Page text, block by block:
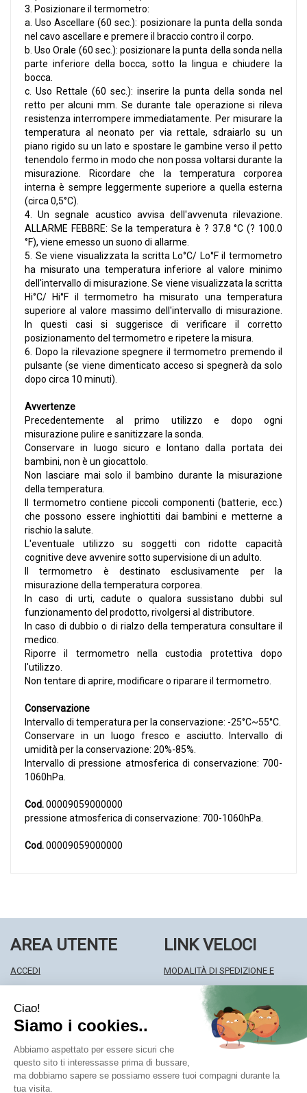
3. Posizionare il termometro:
a. Uso Ascellare (60 sec.): posizionare la punta della sonda
nel cavo ascellare e premere il braccio contro il corpo.
b. Uso Orale (60 sec.): posizionare la punta della sonda nella
parte inferiore della bocca, sotto la lingua e chiudere la
bocca.
c. Uso Rettale (60 sec.): inserire la punta della sonda nel
retto per alcuni mm. Se durante tale operazione si rileva
resistenza interrompere immediatamente. Per misurare la
temperatura al neonato per via rettale, sdraiarlo su un
piano rigido su un lato e spostare le gambine verso il petto
tenendolo fermo in modo che non possa voltarsi durante la
misurazione. Ricordare che la temperatura corporea
interna è sempre leggermente superiore a quella esterna
(circa 0,5°C).
4. Un segnale acustico avvisa dell'avvenuta rilevazione.
ALLARME FEBBRE: Se la temperatura è ? 37.8 °C (? 100.0
°F), viene emesso un suono di allarme.
5. Se viene visualizzata la scritta Lo°C/ Lo°F il termometro
ha misurato una temperatura inferiore al valore minimo
dell'intervallo di misurazione. Se viene visualizzata la scritta
Hi°C/ Hi°F il termometro ha misurato una temperatura
superiore al valore massimo dell'intervallo di misurazione.
In questi casi si suggerisce di verificare il corretto
posizionamento del termometro e ripetere la misura.
6. Dopo la rilevazione spegnere il termometro premendo il
pulsante (se viene dimenticato acceso si spegnerà da solo
dopo circa 10 minuti).
Avvertenze
Precedentemente al primo utilizzo e dopo ogni
misurazione pulire e sanitizzare la sonda.
Conservare in luogo sicuro e lontano dalla portata dei
bambini, non è un giocattolo.
Non lasciare mai solo il bambino durante la misurazione
della temperatura.
Il termometro contiene piccoli componenti (batterie, ecc.)
che possono essere inghiottiti dai bambini e metterne a
rischio la salute.
L'eventuale utilizzo su soggetti con ridotte capacità
cognitive deve avvenire sotto supervisione di un adulto.
Il termometro è destinato esclusivamente per la
misurazione della temperatura corporea.
In caso di urti, cadute o qualora sussistano dubbi sul
funzionamento del prodotto, rivolgersi al distributore.
In caso di dubbio o di rialzo della temperatura consultare il
medico.
Riporre il termometro nella custodia protettiva dopo
l'utilizzo.
Non tentare di aprire, modificare o riparare il termometro.
Conservazione
Intervallo di temperatura per la conservazione: -25°C~55°C.
Conservare in un luogo fresco e asciutto. Intervallo di
umidità per la conservazione: 20%-85%.
Intervallo di pressione atmosferica di conservazione: 700-
1060hPa.
Cod.00009059000000
pressione atmosferica di conservazione: 700-1060hPa.
Cod.00009059000000
AREA UTENTE
ACCEDI
WISHLIST
ISCRIZIONE ALLA NEWSLETTER
LINK VELOCI
MODALITÀ DI SPEDIZIONE E
MODALITÀ DI PAGAMENTO
INFORMATIVA PRIVACY
CONDIZIONI DI VENDITA
Farmacia Centrale Srl